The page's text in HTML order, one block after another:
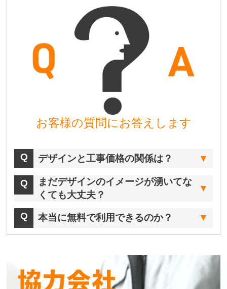
お客様の質問にお答えします
デザインと工事価格の関係は？
まだデザインのイメージが湧いてな
くても大丈夫？
本当に無料で利用できるのか？